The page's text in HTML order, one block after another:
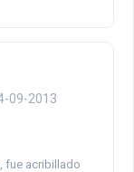
09-2013
fue acribillado